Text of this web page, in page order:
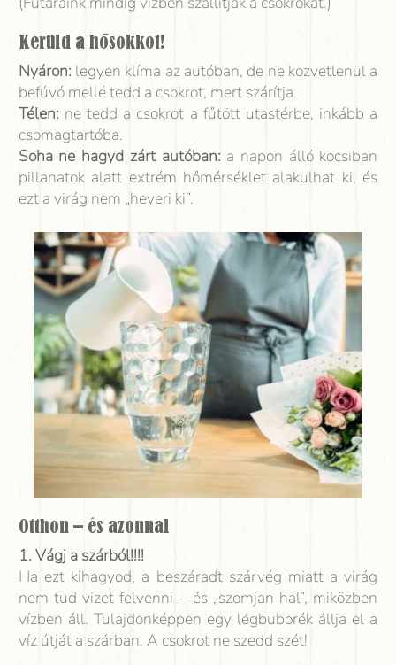
Kerüld a hősokkot!
Nyáron:legyen klíma az autóban, de ne közvetlenül a
befúvó mellé tedd a csokrot, mert szárítja.
Télen:ne tedd a csokrot a fűtött utastérbe, inkább a
csomagtartóba.
Soha ne hagyd zárt autóban:a napon álló kocsiban
pillanatok alatt extrém hőmérséklet alakulhat ki, és
ezt a virág nem „heveri ki”.
Otthon – és azonnal
1. Vágj a szárból!!!!
Ha ezt kihagyod, a beszáradt szárvég miatt a virág
nem tud vizet felvenni – és „szomjan hal”, miközben
vízben áll. Tulajdonképpen egy légbuborék állja el a
víz útját a szárban. A csokrot ne szedd szét!